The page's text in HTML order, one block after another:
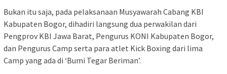
Bukan itu saja, pada pelaksanaan Musyawarah Cabang KBI
Kabupaten Bogor, dihadiri langsung dua perwakilan dari
Pengprov KBI Jawa Barat, Pengurus KONI Kabupaten Bogor,
dan Pengurus Camp serta para atlet Kick Boxing dari lima
Camp yang ada di ‘Bumi Tegar Beriman’.